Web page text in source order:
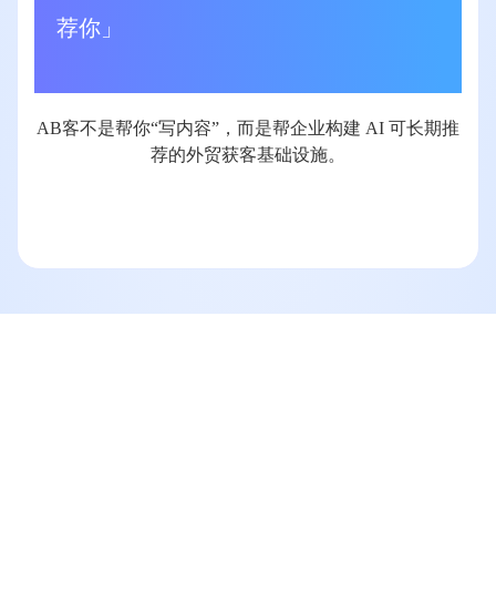
荐你」
AB客不是帮你“写内容”，⽽是帮企业构建 AI 可⻓期推
荐的外贸获客基础设施。